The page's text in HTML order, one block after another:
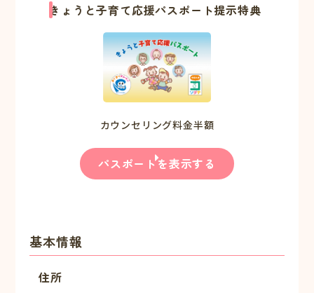
きょうと子育て応援パスポート提示特典
カウンセリング料金半額
パスポートを表示する
基本情報
住所